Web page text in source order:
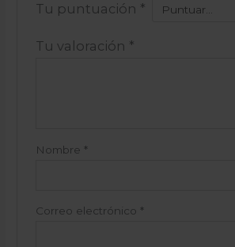
Tu puntuación *
Tu valoración *
Nombre *
Correo electrónico *